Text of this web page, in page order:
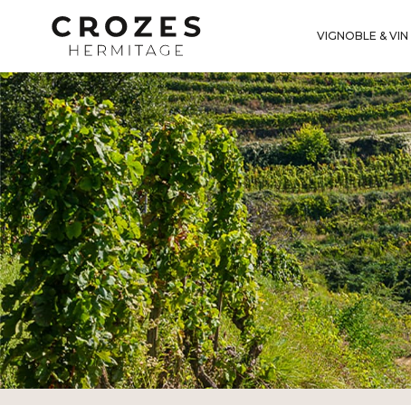
VIGNOBLE & VIN